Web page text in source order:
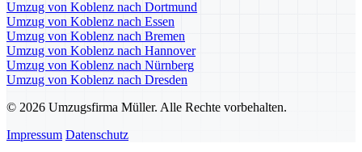
Umzug von Koblenz nach Dortmund
Umzug von Koblenz nach Essen
Umzug von Koblenz nach Bremen
Umzug von Koblenz nach Hannover
Umzug von Koblenz nach Nürnberg
Umzug von Koblenz nach Dresden
© 2026 Umzugsfirma Müller. Alle Rechte vorbehalten.
Impressum Datenschutz